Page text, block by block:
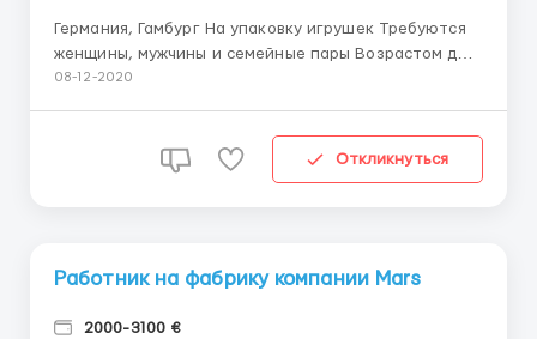
Германия, Гамбург На упаковку игрушек Требуются
женщины, мужчины и семейные пары Возрастом до
55 лет. Добросовестные, порядочные,
11 евро в час в 1-й месяц, со 2-го месяца 12 евро в
08-12-2020
Откликнуться
Работник на фабрику компании Mars
2000-3100 €